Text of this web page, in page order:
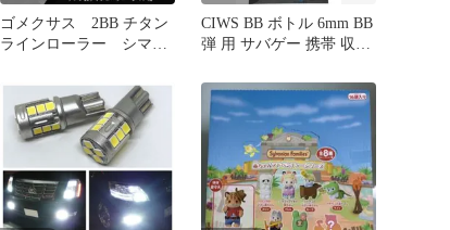
ゴメクサス 2BB チタン
ラインローラー シマノ
CIWS BB ボトル 6mm BB
弾 用 サバゲー 携帯 収納